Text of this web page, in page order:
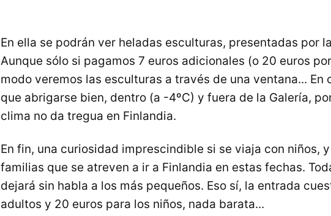
En ella se podrán ver heladas esculturas, presentadas por
Aunque sólo si pagamos 7 euros adicionales (o 20 euros
modo veremos las esculturas a través de una ventana... En
que abrigarse bien, dentro (a -4ºC) y fuera de la Galería,
clima no da tregua en Finlandia.
En fin, una curiosidad imprescindible si se viaja con niños,
familias que se atreven a ir a Finlandia en estas fechas.
dejará sin habla a los más pequeños. Eso sí, la entrada
adultos y 20 euros para los niños, nada barata...